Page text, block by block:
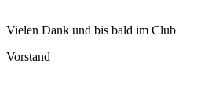
Vielen Dank und bis bald im Club
Vorstand